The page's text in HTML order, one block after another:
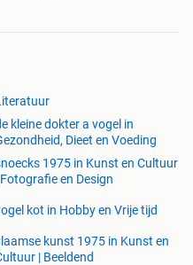
kleine dokter a vogel in
Dieet en Voeding
1975 in Kunst en Cultuur
en Design
kot in Hobby en Vrije tijd
kunst 1975 in Kunst en
| Beeldend